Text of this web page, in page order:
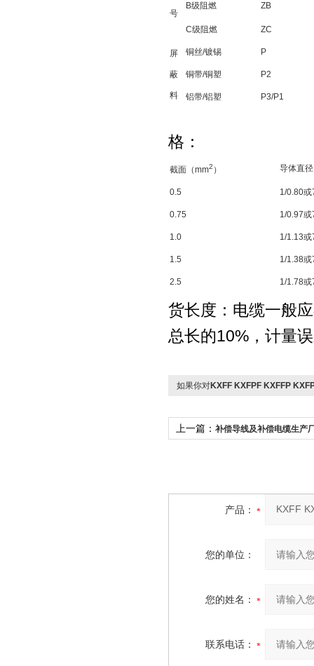
号
B级阻燃 ZB
C级阻燃 ZC
屏
蔽
料
铜丝/镀锡 P
铜带/铜塑 P2
铝带/铝塑 P3/P1
格：
截面（mm2 ） 导体直
0.5 1/0.80
0.75 1/0.97
1.0 1/1.13
1.5 1/1.38
2.5 1/1.78
货长度：电缆一般
总长的10%，计量
如果你对KXFF KXFPF KXFFP
上一篇： 补偿导线及补偿电缆生产
产品：
您的单位：
您的姓名：
联系电话：